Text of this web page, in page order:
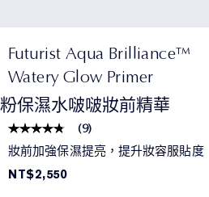
Futurist Aqua Brilliance™
Watery Glow Primer
粉保濕水啵啵妝前精華
(9)
妝前加強保濕提亮，提升妝容服貼度
NT$2,550